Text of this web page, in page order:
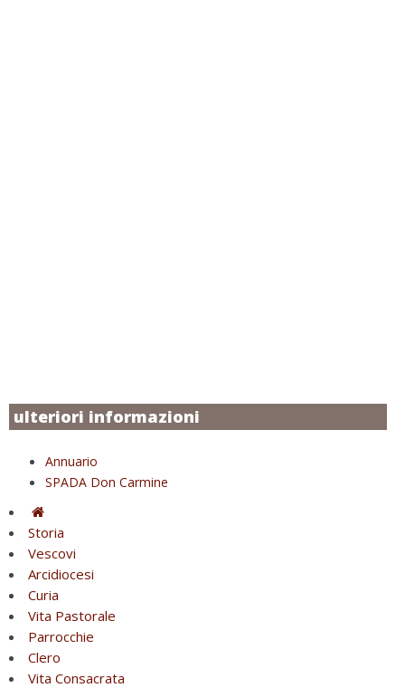
ulteriori informazioni
Annuario
SPADA Don Carmine
Storia
Vescovi
Arcidiocesi
Curia
Vita Pastorale
Parrocchie
Clero
Vita Consacrata